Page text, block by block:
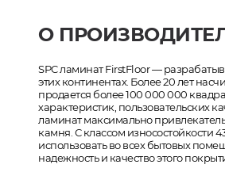
О
SPC ламинат FirstFloor —
этих континентах. Более 20 лет
продается более 100 000 000
характеристик, пользовательских
ламинат максимально
камня. С классом износостойкости
использовать во всех бытовых
надежность и качество этого